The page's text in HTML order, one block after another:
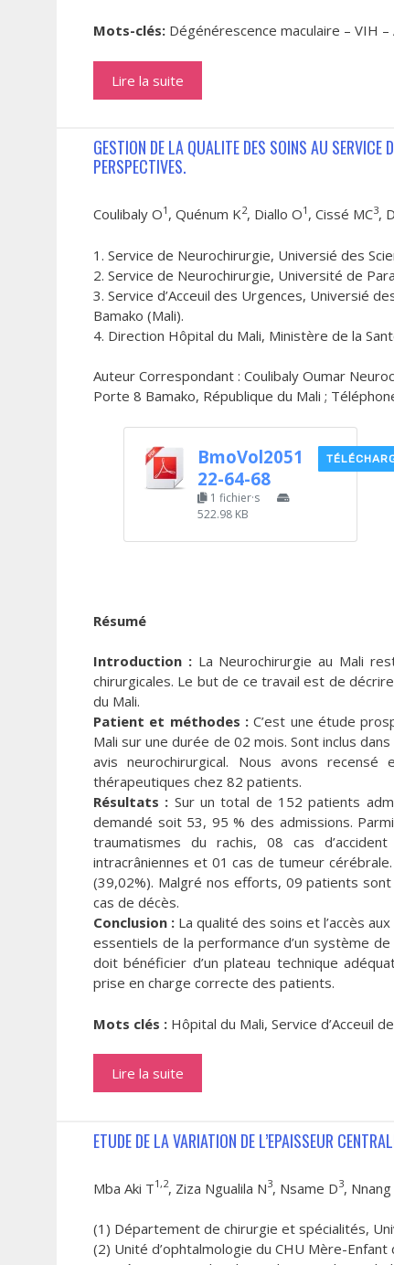
Mots-clés: Dégénérescence maculaire – VIH –
Lire la suite
GESTION DE LA QUALITE DES SOINS AU SERVICE
PERSPECTIVES.
Coulibaly O1 , Quénum K2, Diallo O1 , Cissé MC3,
1. Service de Neurochirurgie, Universié des
2. Service de Neurochirurgie, Université de
3. Service d’Acceuil des Urgences, Universié
Bamako (Mali).
4. Direction Hôpital du Mali, Ministère de la
Auteur Correspondant : Coulibaly Oumar
Porte 8 Bamako, République du Mali ;
BmoVol2051
22-64-68
1 fichier·s
522.98 KB
Résumé
Introduction :La Neurochirurgie au Mali
chirurgicales. Le but de ce travail est de
du Mali.
Patient et méthodes : C’est une étude
Mali sur une durée de 02 mois. Sont inclus
avis neurochirurgical. Nous avons recensé
thérapeutiques chez 82 patients.
Résultats : Sur un total de 152 patients
demandé soit 53, 95 % des admissions.
traumatismes du rachis, 08 cas
intracrâniennes et 01 cas de tumeur
(39,02%). Malgré nos efforts, 09 patients
cas de décès.
Conclusion : La qualité des soins et l’accès
essentiels de la performance d’un système
doit bénéficier d’un plateau technique
prise en charge correcte des patients.
Mots clés : Hôpital du Mali, Service d’Acceuil
Lire la suite
ETUDE DE LA VARIATION DE L’EPAISSEUR
Mba Aki T1,2, Ziza Ngualila N3, Nsame D3,
(1) Département de chirurgie et spécialités,
(2) Unité d’ophtalmologie du CHU Mère-Enfant